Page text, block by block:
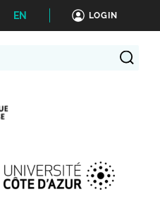
EN LOGIN